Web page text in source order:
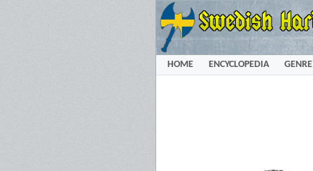
HOME ENCYCLOPEDIA GENRE